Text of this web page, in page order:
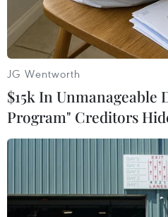
Một số đường bay nội địa sẽ
(Ảnh: CTV/
Tối muộn ngày 8/10, Bộ
hành quyết định số 1776
JG Wentworth
$15k In Unmanageable
Program" Creditors